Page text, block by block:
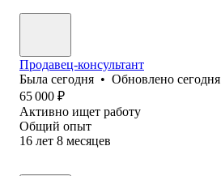
Продавец-консультант
Была сегодня • Обновлено сегодня
65 000 ₽
Активно ищет работу
Общий опыт
16 лет 8 месяцев